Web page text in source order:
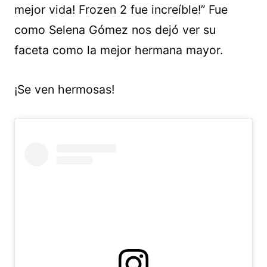
mejor vida! Frozen 2 fue increíble!” Fue
como Selena Gómez nos dejó ver su
faceta como la mejor hermana mayor.
¡Se ven hermosas!